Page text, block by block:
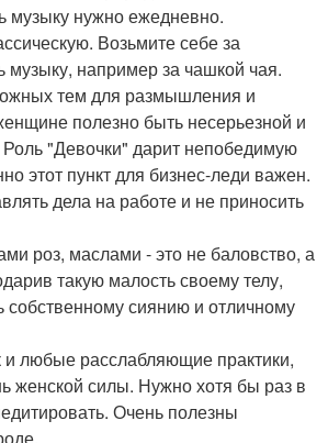
музыку нужно ежедневно.
Возьмите себе за
музыку, например за чашкой чая.
тем для размышления и
полезно быть несерьезной и
Роль "Девочки" дарит непобедимую
этот пункт для бизнес-леди важен.
дела на работе и не приносить
роз, маслами - это не баловство, а
такую малость своему телу,
собственному сиянию и отличному
и любые расслабляющие практики,
женской силы. Нужно хотя бы раз в
Очень полезны